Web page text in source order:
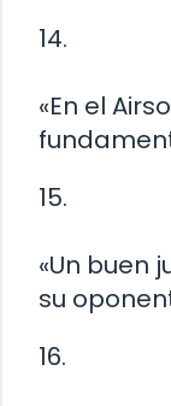
14.
«En el
15.
«Un buen
su
16.